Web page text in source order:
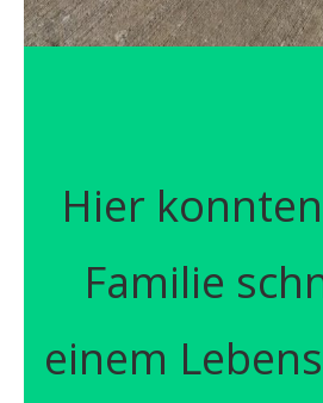
Hier
Familie
einem